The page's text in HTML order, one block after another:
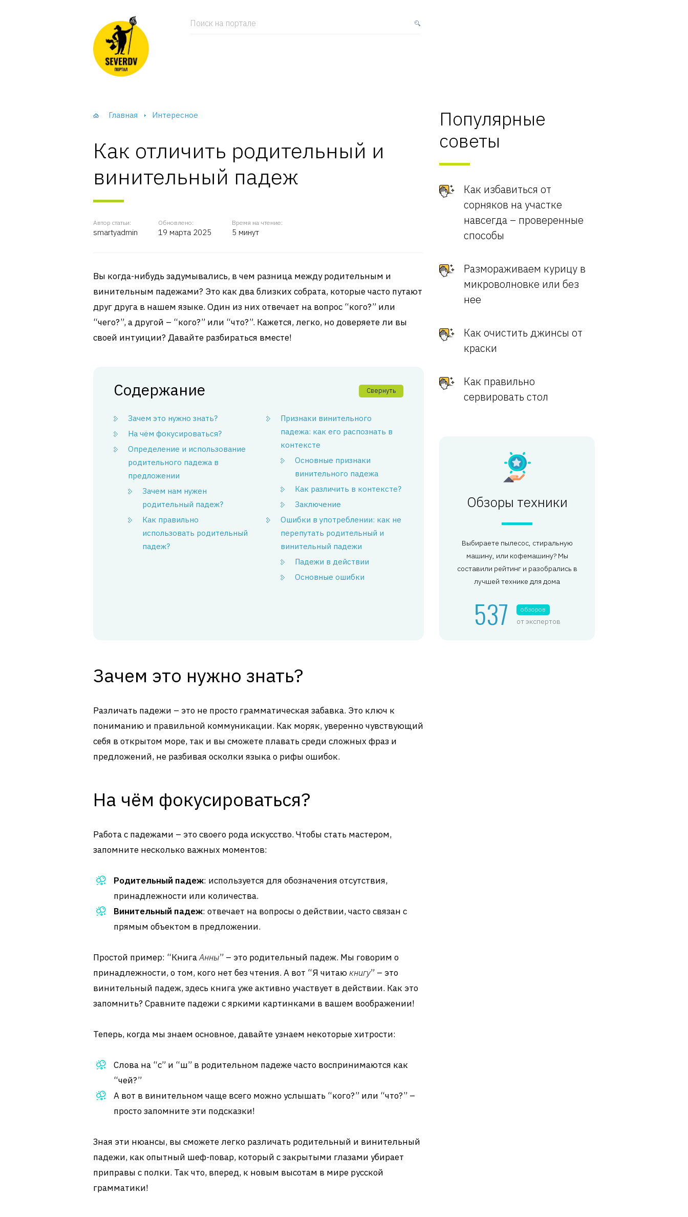
Поиск на портале
Главная Интересное
Как отличить родительный и
винительный падеж
Автор статьи:
smartyadmin
Обновлено:
19 марта 2025
Время на чтение:
5 минут
Вы когда-нибудь задумывались, в чем разница между родительным и
винительным падежами? Это как два близких собрата, которые часто путают
друг друга в нашем языке. Один из них отвечает на вопрос “кого?” или
“чего?”, а другой – “кого?” или “что?”. Кажется, легко, но доверяете ли вы
своей интуиции? Давайте разбираться вместе!
Содержание Свернуть
Зачем это нужно знать?
На чём фокусироваться?
Определение и использование
родительного падежа в
предложении
Зачем нам нужен
родительный падеж?
Как правильно
использовать родительный
падеж?
Признаки винительного
падежа: как его распознать в
контексте
Основные признаки
винительного падежа
Как различить в контексте?
Заключение
Ошибки в употреблении: как не
перепутать родительный и
винительный падежи
Падежи в действии
Основные ошибки
Зачем это нужно знать?
Различать падежи – это не просто грамматическая забавка. Это ключ к
пониманию и правильной коммуникации. Как моряк, уверенно чувствующий
себя в открытом море, так и вы сможете плавать среди сложных фраз и
предложений, не разбивая осколки языка о рифы ошибок.
На чём фокусироваться?
Работа с падежами – это своего рода искусство. Чтобы стать мастером,
запомните несколько важных моментов:
Родительный падеж: используется для обозначения отсутствия,
принадлежности или количества.
Винительный падеж: отвечает на вопросы о действии, часто связан с
прямым объектом в предложении.
Простой пример: “КнигаАнны” – это родительный падеж. Мы говорим о
принадлежности, о том, кого нет без чтения. А вот “Я читаюкнигу” – это
винительный падеж, здесь книга уже активно участвует в действии. Как это
запомнить? Сравните падежи с яркими картинками в вашем воображении!
Теперь, когда мы знаем основное, давайте узнаем некоторые хитрости:
Слова на “с” и “ш” в родительном падеже часто воспринимаются как
“чей?”
А вот в винительном чаще всего можно услышать “кого?” или “что?” –
просто запомните эти подсказки!
Зная эти нюансы, вы сможете легко различать родительный и винительный
падежи, как опытный шеф-повар, который с закрытыми глазами убирает
приправы с полки. Так что, вперед, к новым высотам в мире русской
грамматики!
Популярные
советы
Как избавиться от
сорняков на участке
навсегда – проверенные
способы
Размораживаем курицу в
микроволновке или без
нее
Как очистить джинсы от
краски
Как правильно
сервировать стол
Обзоры техники
Выбираете пылесос, стиральную
машину, или кофемашину? Мы
составили рейтинг и разобрались в
лучшей технике для дома
537 обзоров
от экспертов